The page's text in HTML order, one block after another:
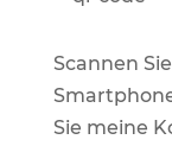
Scan­nen
Sie mei­ne